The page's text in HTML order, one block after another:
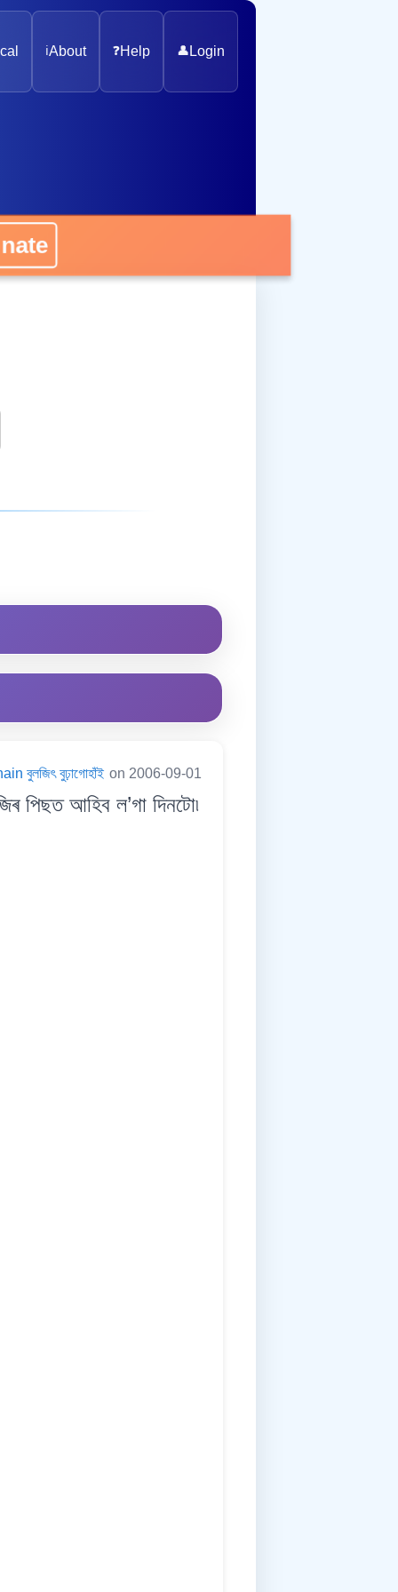
ℹ️About ❓Help 👤 Login
বুলজিৎ বুঢ়াগোহাঁই on 2006-09-01
আহিব ল’গা দিনটো৷